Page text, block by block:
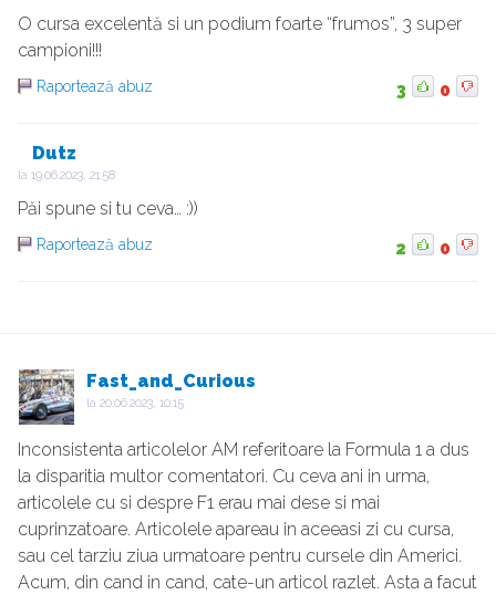
O cursa excelentă si un podium foarte “frumos”, 3 super
campioni!!!
Raportează abuz 3 0
Dutz
la 19.06.2023, 21:58
Păi spune si tu ceva… :))
Raportează abuz 2 0
Fast_and_Curious
la 20.06.2023, 10:15
Inconsistenta articolelor AM referitoare la Formula 1 a dus
la disparitia multor comentatori. Cu ceva ani in urma,
articolele cu si despre F1 erau mai dese si mai
cuprinzatoare. Articolele apareau in aceeasi zi cu cursa,
sau cel tarziu ziua urmatoare pentru cursele din Americi.
Acum, din cand in cand, cate-un articol razlet. Asta a facut